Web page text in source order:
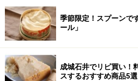
季節限定！スプーンで
ール」
成城石井でリピ買い！
スするおすすめ商品5選